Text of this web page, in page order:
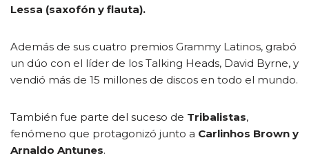
Lessa (saxofón y flauta).
Además de sus cuatro premios Grammy Latinos, grabó
un dúo con el líder de los Talking Heads, David Byrne, y
vendió más de 15 millones de discos en todo el mundo.
También fue parte del suceso de Tribalistas,
fenómeno que protagonizó junto a Carlinhos Brown y
Arnaldo Antunes.